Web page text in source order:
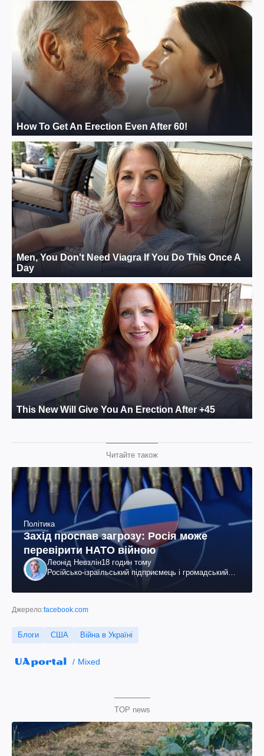
Читайте також
Політика
Захід проспав загрозу: Росія може
перевірити НАТО війною
Леонід Невзлін18 годин тому
Російсько-ізраїльський підприємець і громадський
Джерело:facebook.com
Блоги США Війна в Україні
Mixed
TOP news